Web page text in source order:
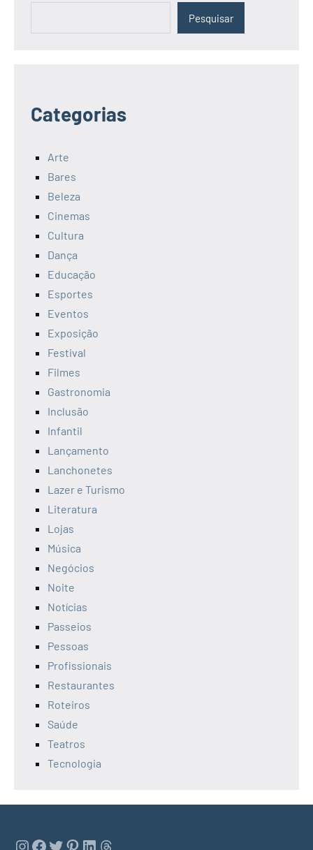
Pesquisar
Categorias
Arte
Bares
Beleza
Cinemas
Cultura
Dança
Educação
Esportes
Eventos
Exposição
Festival
Filmes
Gastronomia
Inclusão
Infantil
Lançamento
Lanchonetes
Lazer e Turismo
Literatura
Lojas
Música
Negócios
Noite
Notícias
Passeios
Pessoas
Profissionais
Restaurantes
Roteiros
Saúde
Teatros
Tecnologia
Instagram
Facebook
Twitter
Pinterest
LinkedIn
Threads